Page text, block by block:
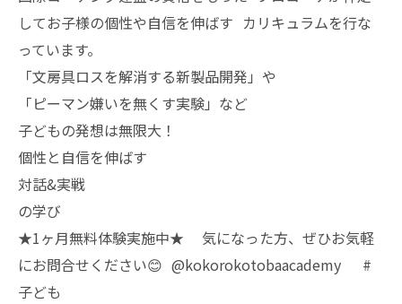
してお子様の個性や自信を伸ばす カリキュラムを行な
っています。
「文房具ロスを解消する新製品開発」や
「ピーマン嫌いを無くす実験」など
子どもの発想は無限大！
個性と自信を伸ばす
対話&実戦
の学び
★1ヶ月無料体験実施中★ 気になった方、ぜひお気軽
にお問合せください😊 @kokorokotobaacademy #
子ども